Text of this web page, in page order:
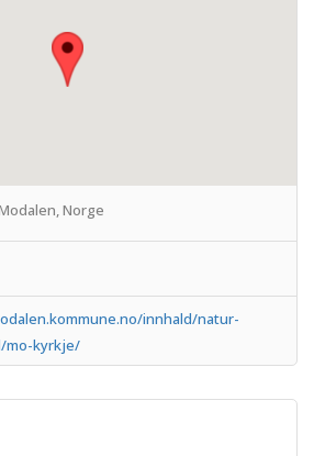
Norge
innhald/natur-
mo-kyrkje/